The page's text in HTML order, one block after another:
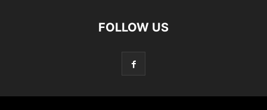
FOLLOW US